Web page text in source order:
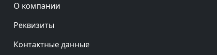
О компании
Реквизиты
Контактные данные